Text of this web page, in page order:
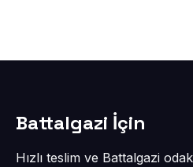
Battalgazi İçin
Hızlı teslim ve Battalgazi